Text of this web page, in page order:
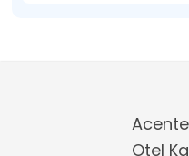
Otel